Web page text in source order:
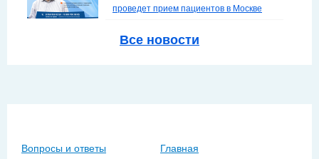
проведет прием пациентов в Москве
Все новости
Вопросы и ответы
Главная